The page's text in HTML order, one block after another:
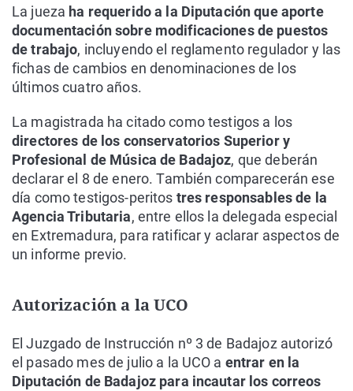
La jueza ha requerido a la Diputación que aporte
documentación sobre modificaciones de puestos
de trabajo, incluyendo el reglamento regulador y las
fichas de cambios en denominaciones de los
últimos cuatro años.
La magistrada ha citado como testigos a los
directores de los conservatorios Superior y
Profesional de Música de Badajoz, que deberán
declarar el 8 de enero. También comparecerán ese
día como testigos-peritos tres responsables de la
Agencia Tributaria, entre ellos la delegada especial
en Extremadura, para ratificar y aclarar aspectos de
un informe previo.
Autorización a la UCO
El Juzgado de Instrucción nº 3 de Badajoz autorizó
el pasado mes de julio a la UCO a entrar en la
Diputación de Badajoz para incautar los correos